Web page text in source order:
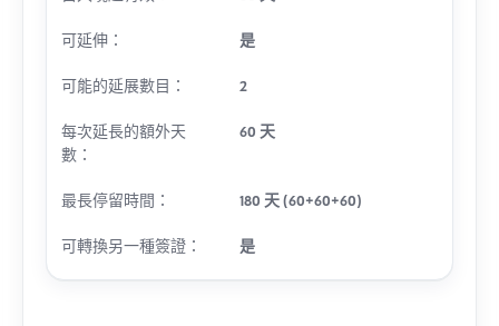
可延伸： 是
可能的延展數目： 2
每次延長的額外天
數：
60 天
最長停留時間： 180 天 (60+60+60)
可轉換另一種簽證： 是